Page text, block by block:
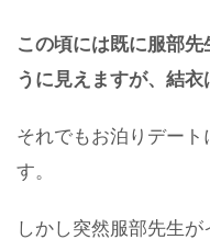
この頃には既に服部
うに見えますが、結衣
それでもお泊りデー
す。
しかし突然服部先生